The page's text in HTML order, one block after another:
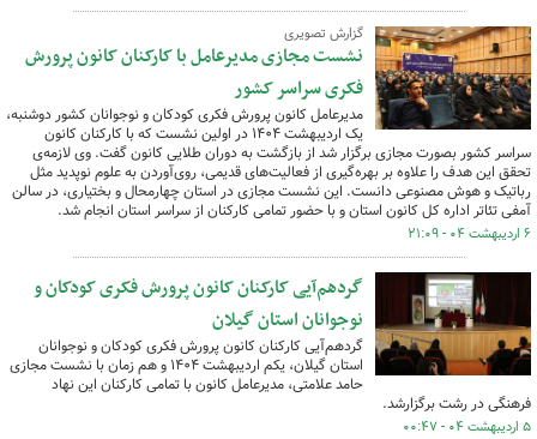
گزارش تصویری
نشست مجازی مدیرعامل با کارکنان کانون پرورش
فکری سراسر کشور
مدیرعامل کانون پرورش فکری کودکان و نوجوانان کشور دوشنبه،
یک اردیبهشت ۱۴۰۴ در اولین نشست که با کارکنان کانون
سراسر کشور بصورت مجازی برگزار شد از بازگشت به دوران طلایی کانون گفت. وی لازمه‌ی
تحقق این هدف را علاوه بر بهره‌گیری از فعالیت‌های قدیمی، روی‌آوردن به علوم نوپدید مثل
رباتیک و هوش مصنوعی دانست. این نشست مجازی در استان چهارمحال و بختیاری، در سالن
آمفی تئاتر اداره کل کانون استان و با حضور تمامی کارکنان از سراسر استان انجام شد.
۶ اردیبهشت ۰۴ - ۲۱:۰۹
گردهم‌آیی کارکنان کانون پرورش فکری کودکان و
نوجوانان استان گیلان
گردهم‌آیی کارکنان کانون پرورش فکری کودکان و نوجوانان
استان گیلان، یکم اردیبهشت ۱۴۰۴ و هم زمان با نشست مجازی
حامد علامتی، مدیرعامل کانون با تمامی کارکنان این نهاد
فرهنگی در رشت برگزارشد.
۵ اردیبهشت ۰۴ - ۰۰:۴۷